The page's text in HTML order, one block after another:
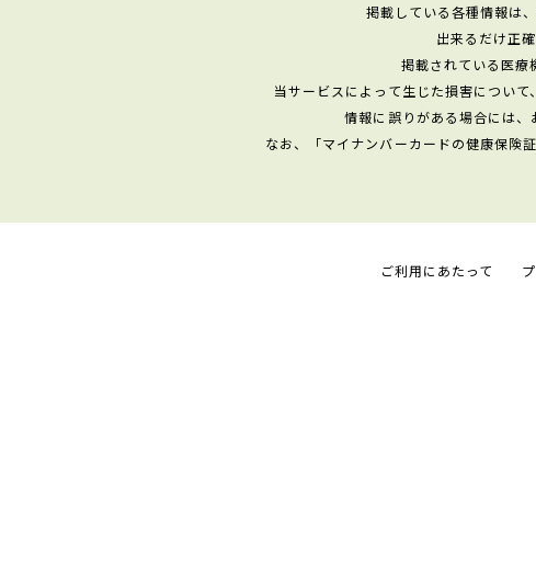
掲載している各種情報は
出来るだけ正
掲載されている医療
当サービスによって生じた損害につい
情報に誤りがある場合には、
なお、「マイナンバーカードの健康保険
ご利用にあたって